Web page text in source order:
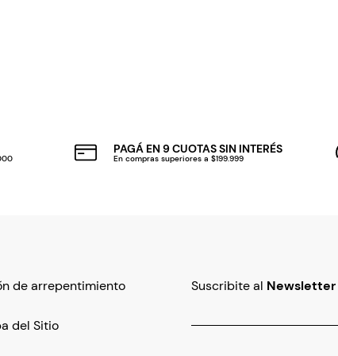
PAGÁ EN 9 CUOTAS SIN INTERÉS
En compras superiores a $199.999
de arrepentimiento
del Sitio
Suscribite al Newsletter